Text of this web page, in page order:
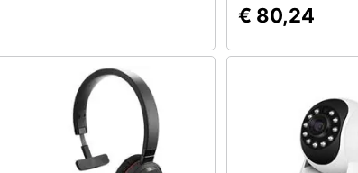
€ 80,24